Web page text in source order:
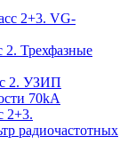
2+3. VG-
2. Трехфазные
2. УЗИП
70kA
2+3.
радиочастотных